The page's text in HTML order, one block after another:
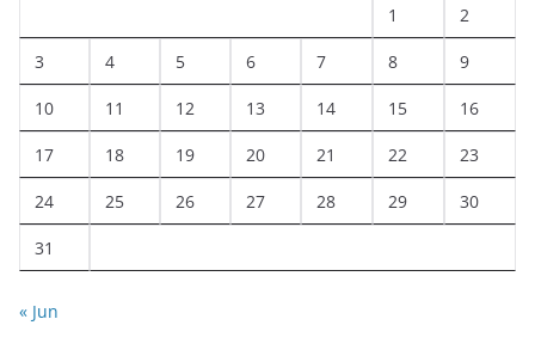
1 2
3 4 5 6 7 8 9
10 11 12 13 14 15 16
17 18 19 20 21 22 23
24 25 26 27 28 29 30
31
« Jun